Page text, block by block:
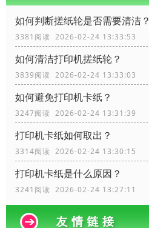
如何判断搓纸轮是否需要清洁？
3381阅读 2026-02-24 13:33:53
如何清洁打印机搓纸轮？
3839阅读 2026-02-24 13:33:03
如何避免打印机卡纸？
3247阅读 2026-02-24 13:31:39
打印机卡纸如何取出？
3314阅读 2026-02-24 13:30:15
打印机卡纸是什么原因？
3241阅读 2026-02-24 13:27:11